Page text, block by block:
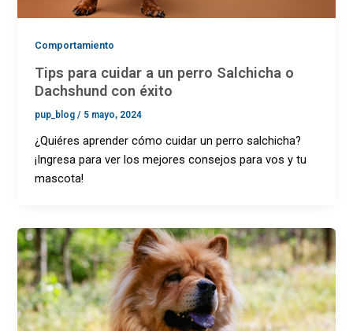
Comportamiento
Tips para cuidar a un perro Salchicha o
Dachshund con éxito
pup_blog/ 5 mayo, 2024
¿Quiéres aprender cómo cuidar un perro salchicha?
¡Ingresa para ver los mejores consejos para vos y tu
mascota!